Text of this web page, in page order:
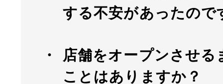
する不安があったので
店舗をオープンさせる
ことはありますか？